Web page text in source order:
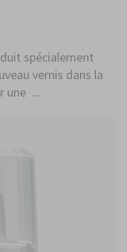
spécialement
vernis dans la
une ...